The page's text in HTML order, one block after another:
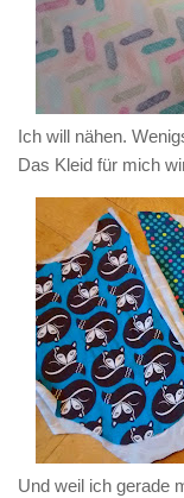
Ich will nähen.
Das Kleid für mich
Und weil ich gerade